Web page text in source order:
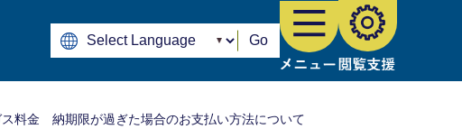
Go
料金 納期限が過ぎた場合のお支払い方法について